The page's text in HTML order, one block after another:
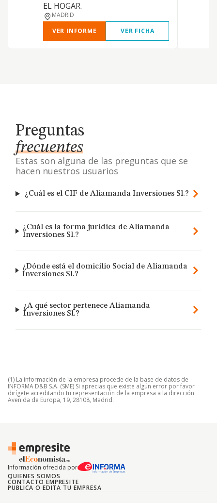
EL HOGAR.
MADRID
VER INFORME
VER FICHA
Preguntas
frecuentes
Estas son alguna de las preguntas que se
hacen nuestros usuarios
¿Cuál es el CIF de Aliamanda Inversiones Sl.?
¿Cuál es la forma jurídica de Aliamanda
Inversiones Sl.?
¿Dónde está el domicilio Social de Aliamanda
Inversiones Sl.?
¿A qué sector pertenece Aliamanda
Inversiones Sl.?
(1) La información de la empresa procede de la base de datos de
INFORMA D&B S.A. (SME) Si aprecias que existe algún error por favor
dirígete acreditando tu representación de la empresa a la dirección
Avenida de Europa, 19, 28108, Madrid.
Información ofrecida por
QUIENES SOMOS
CONTACTO EMPRESITE
PUBLICA O EDITA TU EMPRESA